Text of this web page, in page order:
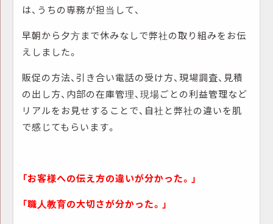
は、うちの専務が担当して、
早朝から夕方まで休みなしで弊社の取り組みをお伝
えしました。
販促の方法、引き合い電話の受け方、現場調査、見積
の出し方、内部の在庫管理、現場ごとの利益管理など
リアルをお見せすることで、自社と弊社の違いを肌
で感じてもらいます。
「お客様への伝え方の違いが分かった。」
「職人教育の大切さが分かった。」